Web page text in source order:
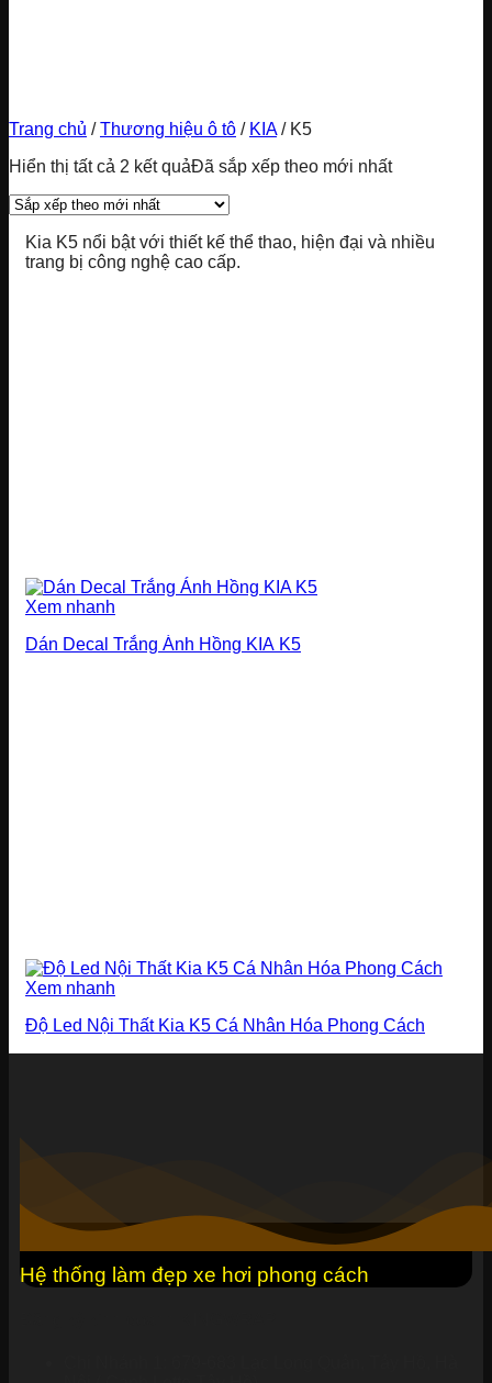
Trang chủ / Thương hiệu ô tô / KIA /K5
Hiển thị tất cả 2 kết quảĐã sắp xếp theo mới nhất
Kia K5 nổi bật với thiết kế thể thao, hiện đại và nhiều
trang bị công nghệ cao cấp.
Xem nhanh
Dán Decal Trắng Ánh Hồng KIA K5
Xem nhanh
Độ Led Nội Thất Kia K5 Cá Nhân Hóa Phong Cách
Hệ thống làm đẹp xe hơi phong cách